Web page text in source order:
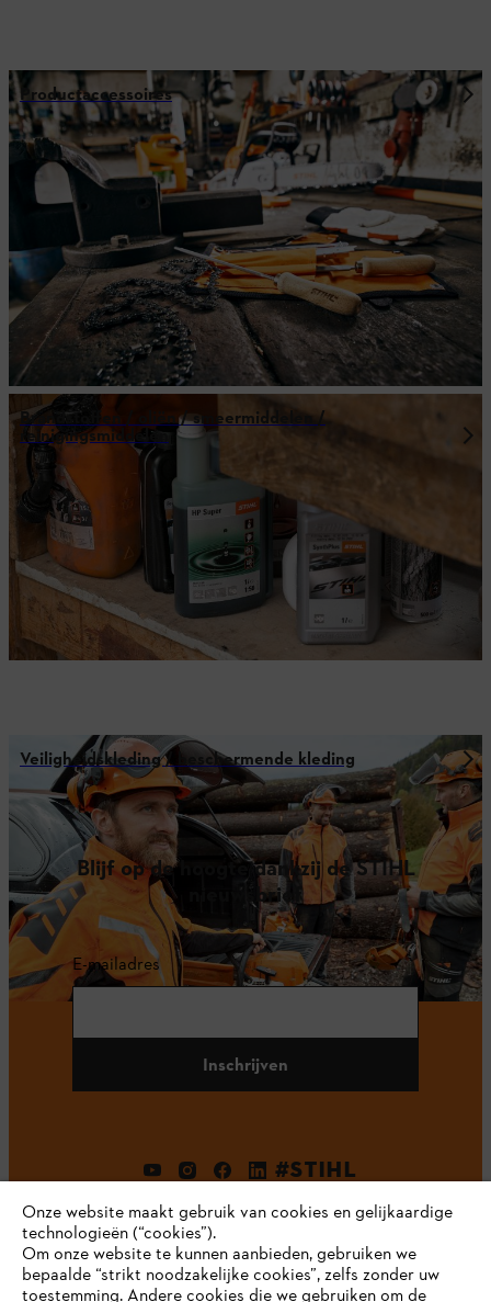
Productaccessoires
Brandstoffen / oliën / smeermiddelen /
reinigingsmiddelen
Veiligheidskleding / beschermende kleding
Blijf op de hoogte dankzij de STIHL
nieuwsbrief
E-mailadres
Inschrijven
#STIHL
Onze website maakt gebruik van cookies en gelijkaardige
technologieën (“cookies”).
Om onze website te kunnen aanbieden, gebruiken we
bepaalde “strikt noodzakelijke cookies”, zelfs zonder uw
toestemming. Andere cookies die we gebruiken om de